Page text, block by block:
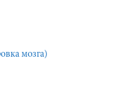
мозга)